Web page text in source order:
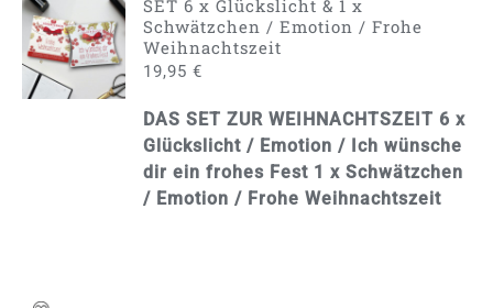
IN DEN
WARENKORB
/
DETAILS
SET 6 x Glückslicht & 1 x
Schwätzchen / Emotion / Frohe
Weihnachtszeit
19,95€
DAS SET ZUR WEIHNACHTSZEIT 6 x
Glückslicht / Emotion / Ich wünsche
dir ein frohes Fest 1 x Schwätzchen
/ Emotion / Frohe Weihnachtszeit